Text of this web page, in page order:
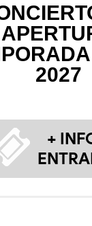
2027
+